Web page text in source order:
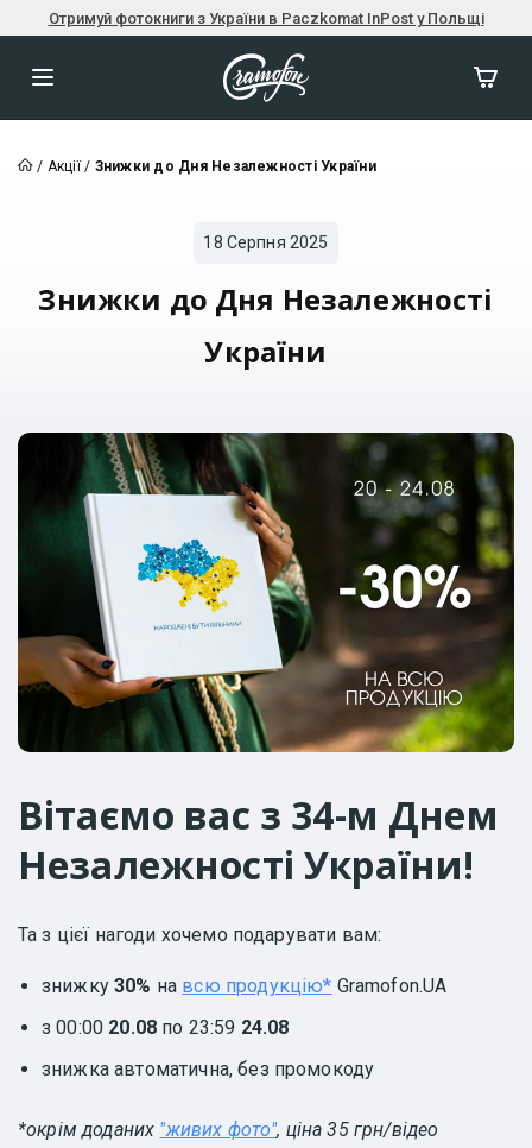
Отримуй фотокниги з України в Paczkomat InPost у Польщі
/ Акції/ Знижки до Дня Незалежності України
18 Серпня 2025
Знижки до Дня Незалежності
України
Вітаємо вас з 34-м Днем
Незалежності України!
Та з цієї нагоди хочемо подарувати вам:
знижку30% на всю продукцію* Gramofon.UA
з 00:00 20.08 по 23:59 24.08
знижка автоматична, без промокоду
*окрім доданих "живих фото", ціна 35 грн/відео